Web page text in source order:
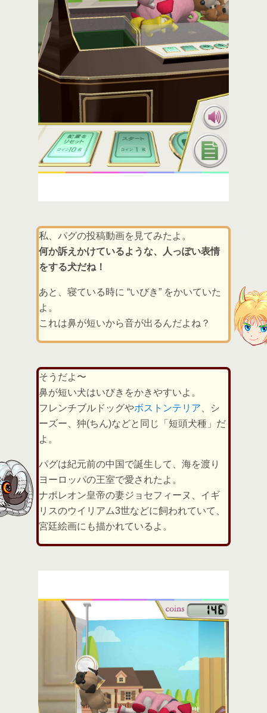
私、パグの投稿動画を見てみたよ。
何か訴えかけているような、人っぽい表情
をする犬だね！
あと、寝ている時に “いびき” をかいていた
よ。
これは鼻が短いから音が出るんだよね？
そうだよ〜
鼻が短い犬はいびきをかきやすいよ。
フレンチブルドッグやボストンテリア、シ
ーズー、狆(ちん)などと同じ「短頭犬種」だ
よ。
パグは紀元前の中国で誕生して、海を渡り
ヨーロッパの王室で愛されたよ。
ナポレオン皇帝の妻ジョセフィーヌ、イギ
リスのウイリアム3世などに飼われていて、
宮廷絵画にも描かれているよ。